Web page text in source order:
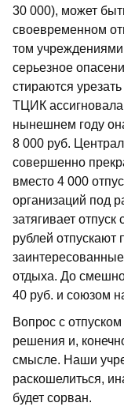
30 000), может
своевременном
том
серьезное
стираются
ТЦИК
нынешнем году
8 000 руб.
совершенно
вместо 4 000
организаций под
затягивает
рублей
отдыха. До
40 руб. и союзом
Вопрос с отпуском
решения и,
смысле. Наши
раскошелиться,
будет сорван.